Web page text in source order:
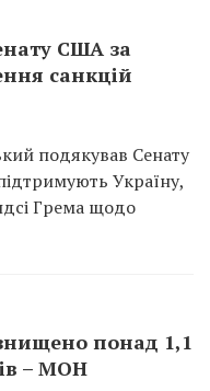
США за
санкцій
подякував Сенату
Україну,
Грема щодо
знищено понад 1,1
– МОН